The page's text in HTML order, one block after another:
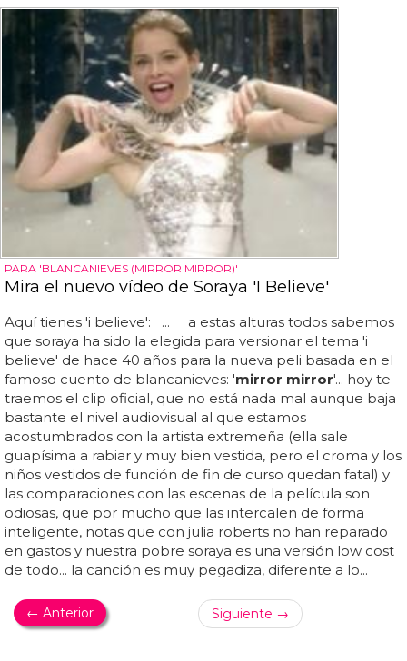
PARA 'BLANCANIEVES (MIRROR MIRROR)'
Mira el nuevo vídeo de Soraya 'I Believe'
Aquí tienes 'i believe': ... a estas alturas todos sabemos
que soraya ha sido la elegida para versionar el tema 'i
believe' de hace 40 años para la nueva peli basada en el
famoso cuento de blancanieves: 'mirror mirror'... hoy te
traemos el clip oficial, que no está nada mal aunque baja
bastante el nivel audiovisual al que estamos
acostumbrados con la artista extremeña (ella sale
guapísima a rabiar y muy bien vestida, pero el croma y los
niños vestidos de función de fin de curso quedan fatal) y
las comparaciones con las escenas de la película son
odiosas, que por mucho que las intercalen de forma
inteligente, notas que con julia roberts no han reparado
en gastos y nuestra pobre soraya es una versión low cost
de todo... la canción es muy pegadiza, diferente a lo...
← Anterior Siguiente →